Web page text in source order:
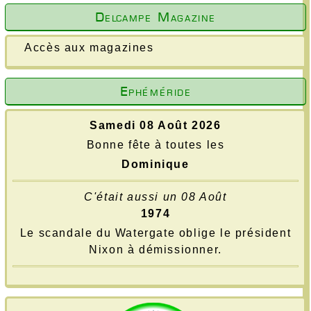
Delcampe Magazine
Accès aux magazines
Ephéméride
Samedi 08 Août 2026
Bonne fête à toutes les
Dominique
C'était aussi un 08 Août
1974
Le scandale du Watergate oblige le président
Nixon à démissionner.